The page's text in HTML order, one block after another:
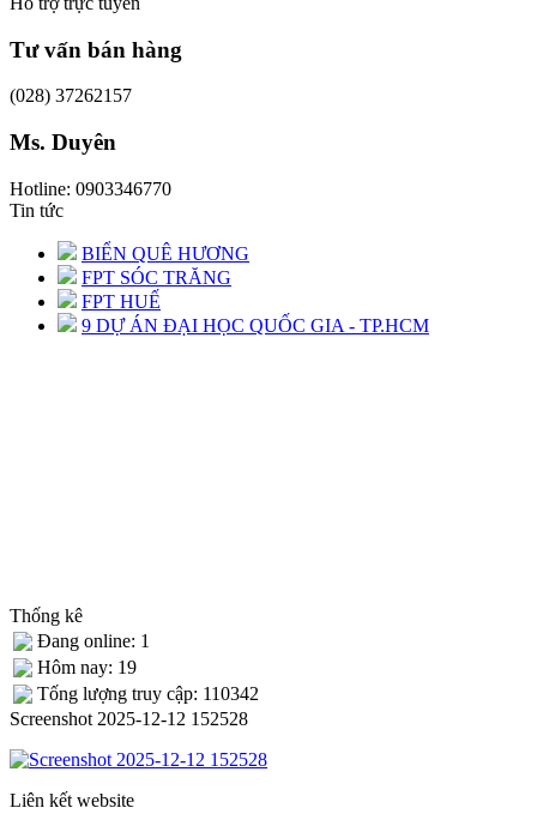
Tư vấn bán hàng
(028) 37262157
Ms. Duyên
Hotline: 0903346770
Tin tức
BIỂN QUÊ HƯƠNG
FPT SÓC TRĂNG
FPT HUẾ
9 DỰ ÁN ĐẠI HỌC QUỐC GIA - TP.HCM
Thống kê
Đang online: 1
Hôm nay: 19
Tống lượng truy cập: 110342
Screenshot 2025-12-12 152528
Liên kết website